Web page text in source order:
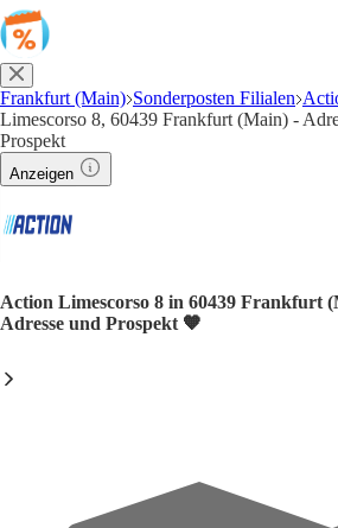
Frankfurt (Main) Sonderposten Filialen
Limescorso 8, 60439 Frankfurt (Main) -
Prospekt
Anzeigen
Action Limescorso 8 in 60439 Frankfurt
Adresse und Prospekt 🧡